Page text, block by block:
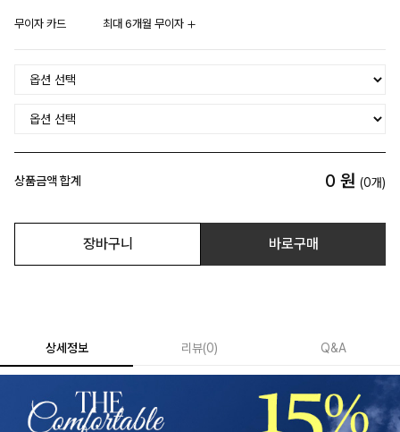
무이자 카드 최대 6개월 무이자
상품금액 합계 0 원 (0개)
장바구니 바로구매
상세정보 리뷰(0) Q&A